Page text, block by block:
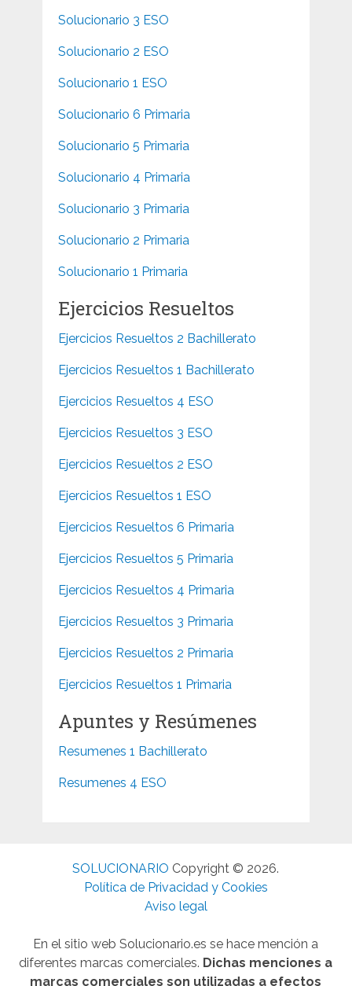
Solucionario 3 ESO
Solucionario 2 ESO
Solucionario 1 ESO
Solucionario 6 Primaria
Solucionario 5 Primaria
Solucionario 4 Primaria
Solucionario 3 Primaria
Solucionario 2 Primaria
Solucionario 1 Primaria
Ejercicios Resueltos
Ejercicios Resueltos 2 Bachillerato
Ejercicios Resueltos 1 Bachillerato
Ejercicios Resueltos 4 ESO
Ejercicios Resueltos 3 ESO
Ejercicios Resueltos 2 ESO
Ejercicios Resueltos 1 ESO
Ejercicios Resueltos 6 Primaria
Ejercicios Resueltos 5 Primaria
Ejercicios Resueltos 4 Primaria
Ejercicios Resueltos 3 Primaria
Ejercicios Resueltos 2 Primaria
Ejercicios Resueltos 1 Primaria
Apuntes y Resúmenes
Resumenes 1 Bachillerato
Resumenes 4 ESO
SOLUCIONARIO Copyright © 2026.
Política de Privacidad y Cookies
Aviso legal
En el sitio web Solucionario.es se hace mención a
diferentes marcas comerciales. Dichas menciones a
marcas comerciales son utilizadas a efectos